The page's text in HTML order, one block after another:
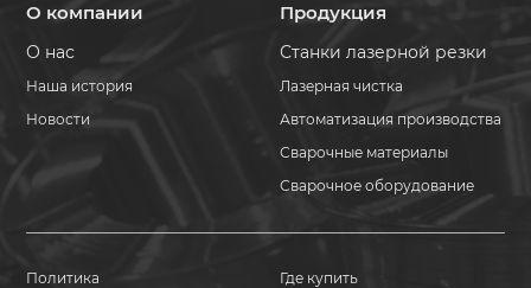
О компании
О нас
Наша история
Новости
Продукция
Станки лазерной резки
Лазерная чистка
Автоматизация производства
Сварочные материалы
Сварочное оборудование
Политика
Где купить